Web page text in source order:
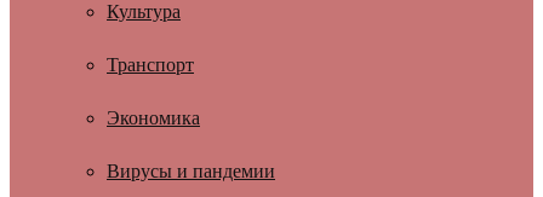
Культура
Транспорт
Экономика
Вирусы и пандемии